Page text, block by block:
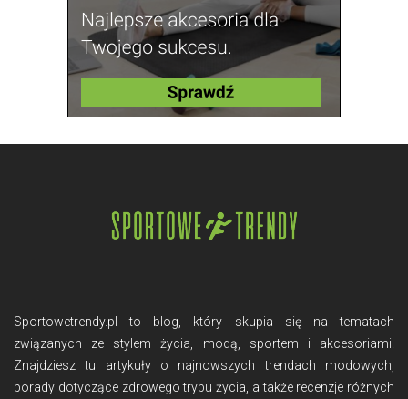
Sportowetrendy.pl to blog, który skupia się na tematach
związanych ze stylem życia, modą, sportem i akcesoriami.
Znajdziesz tu artykuły o najnowszych trendach modowych,
porady dotyczące zdrowego trybu życia, a także recenzje różnych